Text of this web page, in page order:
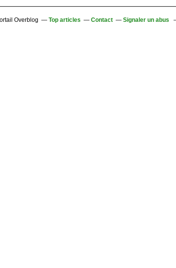
Overblog Top articles Contact Signaler un abus